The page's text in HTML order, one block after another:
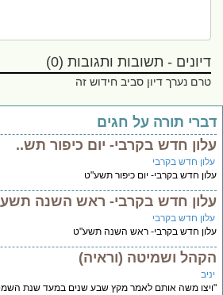
דיונים - תשובות ותגובות (0)
טרם נערך דיון סביב חידוש זה
תורה על חגים
חדש בקרבי- יום כיפור תש..
חדש בקרבי
חדש בקרבי- יום כיפור תשע"ט
חדש בקרבי- ראש השנה תשע..
חדש בקרבי
חדש בקרבי- ראש השנה תשע"ט
ושמיטה (וראיה)
משה אותם לאמר מקץ שבע שנים במעד שנת השמטה